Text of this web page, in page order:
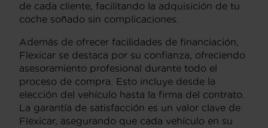
de cada cliente, facilitando la adquisición de tu
coche soñado sin complicaciones.
Además de ofrecer facilidades de financiación,
Flexicar se destaca por su confianza, ofreciendo
asesoramiento profesional durante todo el
proceso de compra. Esto incluye desde la
elección del vehículo hasta la firma del contrato.
La garantía de satisfacción es un valor clave de
Flexicar, asegurando que cada vehículo en su